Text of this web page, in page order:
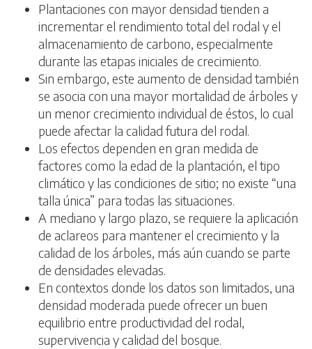
Plantaciones con mayor densidad tienden a
incrementar el rendimiento total del rodal y el
almacenamiento de carbono, especialmente
durante las etapas iniciales de crecimiento.
Sin embargo, este aumento de densidad también
se asocia con una mayor mortalidad de árboles y
un menor crecimiento individual de éstos, lo cual
puede afectar la calidad futura del rodal.
Los efectos dependen en gran medida de
factores como la edad de la plantación, el tipo
climático y las condiciones de sitio; no existe “una
talla única” para todas las situaciones.
A mediano y largo plazo, se requiere la aplicación
de aclareos para mantener el crecimiento y la
calidad de los árboles, más aún cuando se parte
de densidades elevadas.
En contextos donde los datos son limitados, una
densidad moderada puede ofrecer un buen
equilibrio entre productividad del rodal,
supervivencia y calidad del bosque.